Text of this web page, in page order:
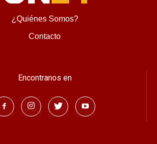
¿Quiénes Somos?
Contacto
Encontranos en